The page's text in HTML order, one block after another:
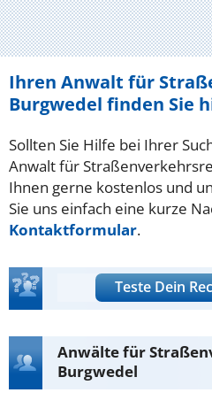
Ihren Anwalt für
Burgwedel finden Sie
Sollten Sie Hilfe bei Ihrer
Anwalt für
Ihnen gerne kostenlos und
Sie uns einfach eine kurze
Kontaktformular.
Teste Dein
Anwälte für
Burgwedel